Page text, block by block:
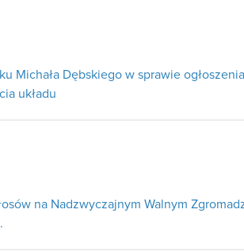
Michała Dębskiego w sprawie ogłoszenia
układu
na Nadzwyczajnym Walnym